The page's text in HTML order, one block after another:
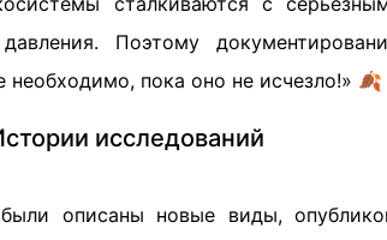
Поэтому
необходимо, пока оно не исчезло!» 🍂
исследований
описаны новые виды,